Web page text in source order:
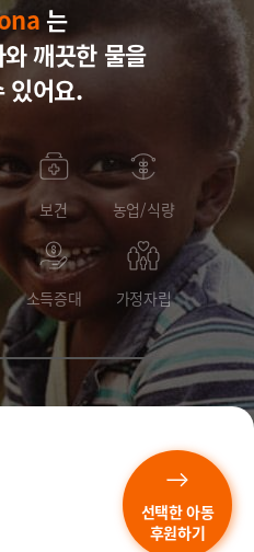
는
와깨끗한 물을
있어요.
보건 농업/식량
소득증대 가정자립
선택한 아동
후원하기